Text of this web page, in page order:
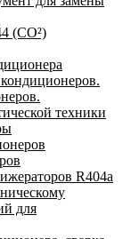
(CO²)
техники
R404a
для